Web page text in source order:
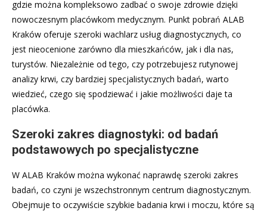
gdzie można kompleksowo zadbać o swoje zdrowie dzięki
nowoczesnym placówkom medycznym. Punkt pobrań ALAB
Kraków oferuje szeroki wachlarz usług diagnostycznych, co
jest nieocenione zarówno dla mieszkańców, jak i dla nas,
turystów. Niezależnie od tego, czy potrzebujesz rutynowej
analizy krwi, czy bardziej specjalistycznych badań, warto
wiedzieć, czego się spodziewać i jakie możliwości daje ta
placówka.
Szeroki zakres diagnostyki: od badań
podstawowych po specjalistyczne
W ALAB Kraków można wykonać naprawdę szeroki zakres
badań, co czyni je wszechstronnym centrum diagnostycznym.
Obejmuje to oczywiście szybkie badania krwi i moczu, które są